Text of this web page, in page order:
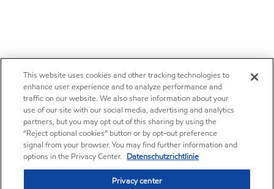
This website uses cookies and other tracking technologies to
enhance user experience and to analyze performance and
traffic on our website. We also share information about your
use of our site with our social media, advertising and analytics
partners, but you may opt out of this sharing by using the
“Reject optional cookies” button or by opt-out preference
signal from your browser. You may find further information and
options in the Privacy Center. Datenschutzrichtlinie
Privacy center